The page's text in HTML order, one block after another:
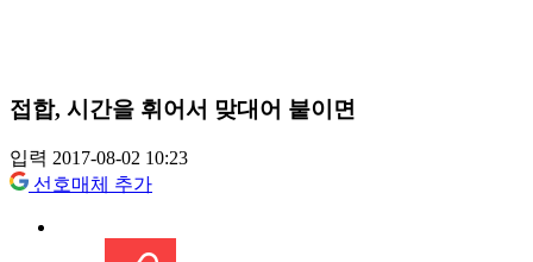
접합, 시간을 휘어서 맞대어 붙이면
입력 2017-08-02 10:23
선호매체 추가